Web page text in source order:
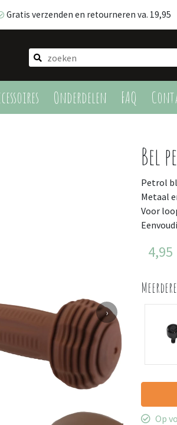
Gratis verzenden en retourneren va. 19,95
Onderdelen FAQ
Gratis verzenden en retourneren va. 19,95
›
Bel
Petrol
Metaal
Voor
4,95
Op